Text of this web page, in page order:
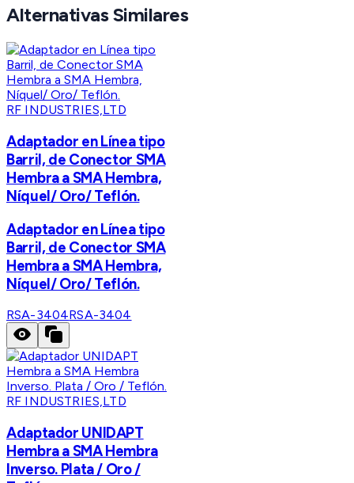
Alternativas Similares
RF INDUSTRIES,LTD
Adaptador en Línea tipo
Barril, de Conector SMA
Hembra a SMA Hembra,
Níquel/ Oro/ Teflón.
Adaptador en Línea tipo
Barril, de Conector SMA
Hembra a SMA Hembra,
Níquel/ Oro/ Teflón.
RSA-3404RSA-3404
RF INDUSTRIES,LTD
Adaptador UNIDAPT
Hembra a SMA Hembra
Inverso. Plata / Oro /